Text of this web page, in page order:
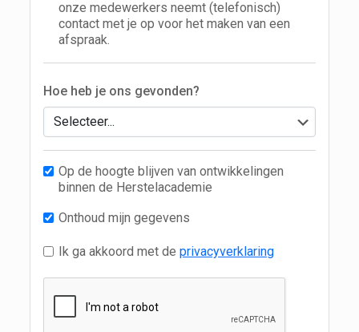
onze medewerkers neemt (telefonisch)
contact met je op voor het maken van een
afspraak.
Hoe heb je ons gevonden?
Op de hoogte blijven van ontwikkelingen
binnen de Herstelacademie
Onthoud mijn gegevens
Ik ga akkoord met deprivacyverklaring